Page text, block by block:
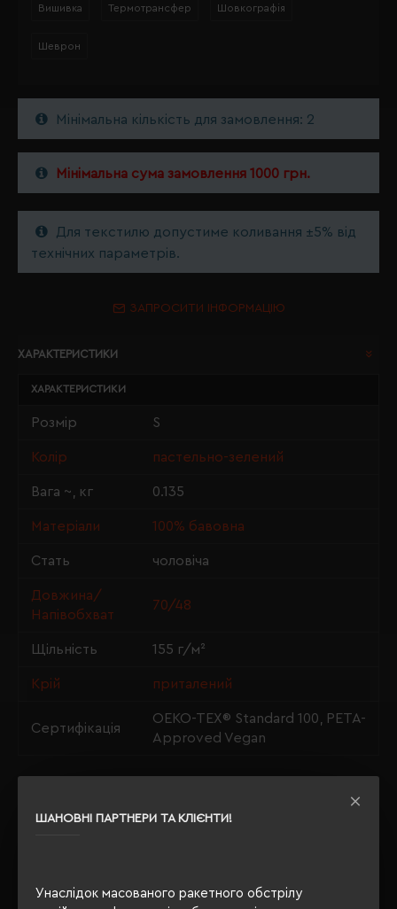
ШАНОВНІ ПАРТНЕРИ ТА КЛІЄНТИ!
Унаслідок масованого ракетного обстрілу
Вишивка Термотрансфер Шовкографія
Шеврон
Мінімальна кількість для замовлення: 2
Мінімальна сума замовлення 1000 грн.
Для текстилю допустиме коливання ±5% від
технічних параметрів.
ЗАПРОСИТИ ІНФОРМАЦІЮ
ХАРАКТЕРИСТИКИ
ХАРАКТЕРИСТИКИ
Розмір S
Колір пастельно-зелений
Вага ~, кг 0.135
Матеріали 100% бавовна
Стать чоловіча
Довжина/
Напівобхват
70/48
Щільність 155 г/м²
Крій приталений
Сертифікація
OEKO-TEX® Standard 100, PETA-
Approved Vegan
ОПИС